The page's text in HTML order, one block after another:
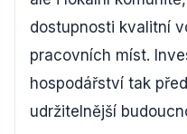
dostupnosti kvalitní
pracovních míst.
hospodářství tak
udržitelnější